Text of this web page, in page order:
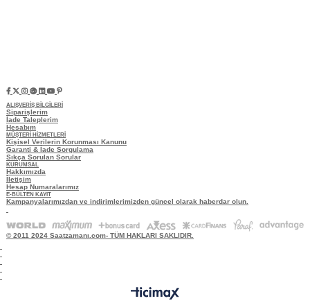
ALIŞVERİŞ BİLGİLERİ
Siparişlerim
İade Taleplerim
Hesabım
MÜŞTERİ HİZMETLERİ
Kişisel Verilerin Korunması Kanunu
Garanti & İade Sorgulama
Sıkça Sorulan Sorular
KURUMSAL
Hakkımızda
İletişim
Hesap Numaralarımız
E-BÜLTEN KAYIT
Kampanyalarımızdan ve indirimlerimizden güncel olarak haberdar olun.
© 2011 2024 Saatzamanı.com- TÜM HAKLARI SAKLIDIR.